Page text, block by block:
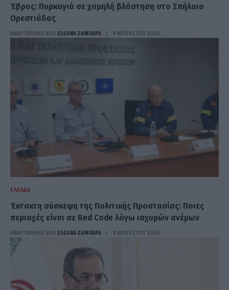
Έβρος: Πυρκαγιά σε χαμηλή βλάστηση στο Σπήλαιο
Ορεστιάδας
ΑΝΑΡΤΗΘΗΚΕ ΑΠΟ ΕΛΕΑΝΑ ΖΑΜΠΑΡΑ 9 ΑΥΓΟΎΣΤΟΥ 2026
ΕΛΛΆΔΑ
Έκτακτη σύσκεψη της Πολιτικής Προστασίας: Ποιες
περιοχές είναι σε Red Code λόγω ισχυρών ανέμων
ΑΝΑΡΤΗΘΗΚΕ ΑΠΟ ΕΛΕΑΝΑ ΖΑΜΠΑΡΑ 9 ΑΥΓΟΎΣΤΟΥ 2026